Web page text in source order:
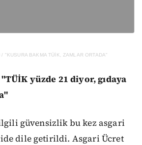
/ "KUSURA BAKMA TÜİK, ZAMLAR ORTADA"
yüzde 21 diyor, gıdaya
güvensizlik bu kez asgari
dile getirildi. Asgari Ücret